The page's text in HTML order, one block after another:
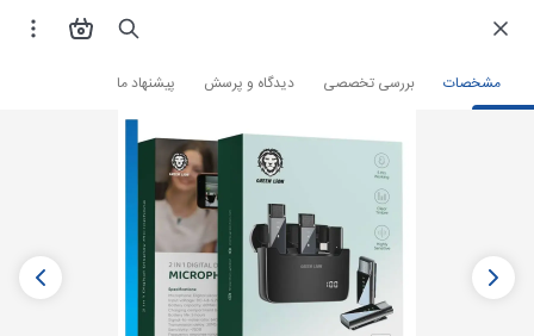
مشخصات بررسی تخصصی دیدگاه و پرسش پیشنهاد ما فروشگاه اینترنتی صوتی و تصویری تجهیزات تولید محتوا میکروفون